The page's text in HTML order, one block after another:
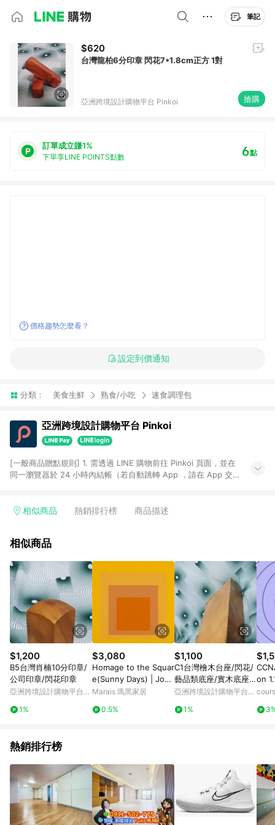
筆記
$620
台灣龍柏6分印章 閃花7*1.8cm正方 1對
亞洲跨境設計購物平台 Pinkoi 搶購
訂單成立賺1%
下單享LINE POINTS點數 6點
價格趨勢怎麼看？
設定到價通知
分類： 美食生鮮 熟食/小吃 速食調理包
亞洲跨境設計購物平台 Pinkoi
[一般商品贈點規則] 1. 需透過 LINE 購物前往 Pinkoi 頁面，並在
同一瀏覽器於 24 小時內結帳（若自動跳轉 App ，請在 App 交
回饋訂單不得享有 Pinkoi 站方優惠，例如首購優惠，P coins，
行為，不具贈點資格，部分退款不在此限。 6. APP 請更新至
貨後 45 天後發送。 8. 群眾募資商品，禮物卡，開館保證金，補
運費，攤位費等不具贈點資格。 9. LINE 購物站上之商品規格、
顏色、價位、贈品如與 Pinkoi 商品資訊頁及購物車不符，以
Pinkoi 購物商品資訊頁及購物車標示為準。 10. 點數紅包使用規
則請以點數紅包活動說明為準。 11. 若於 LINE 購物前往 Pinkoi
頁面後才首次下載 Pinkoi APP 並完成訂單，不符合導購資格；承
上，首次下載 Pinkoi APP 後，需透過 LINE 購物前往 Pinkoi 頁
面，方享導購資格。
相似商品 熱銷排行榜 商品描述
相似商品
$1,200
B5台灣肖楠10分印章/
公司印章/閃花印章
亞洲跨境設計購物平台
1%
$3,080
Homage to the Squar
e(Sunny Days) | Jose
f Albers - 銀色鋁框-中
Marais 瑪黑家居
0.5%
$1,100
C1台灣檜木台座/閃花/
藝品類底座/實木底座/
擺飾底座/聚寶盆底座
亞洲跨境設計購物平台
1%
on
熱銷排行榜